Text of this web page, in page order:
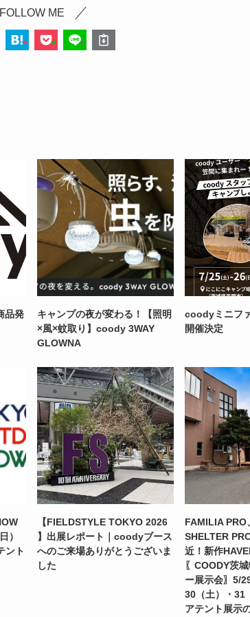
ME
品発
キャンプの夜が変わる！【照明
×風×蚊取り】coody 3WAY
GLOWNA
coodyミニフ
開催決定
）
ント
【FIELDSTYLE TOKYO 2026
】出展レポート｜coodyブース
へのご来場ありがとうございま
した
FAMILIA PRO
SHELTER
近！新作
〖COODY茨
ー展示会〗5/
30（土）・31
アテント展示